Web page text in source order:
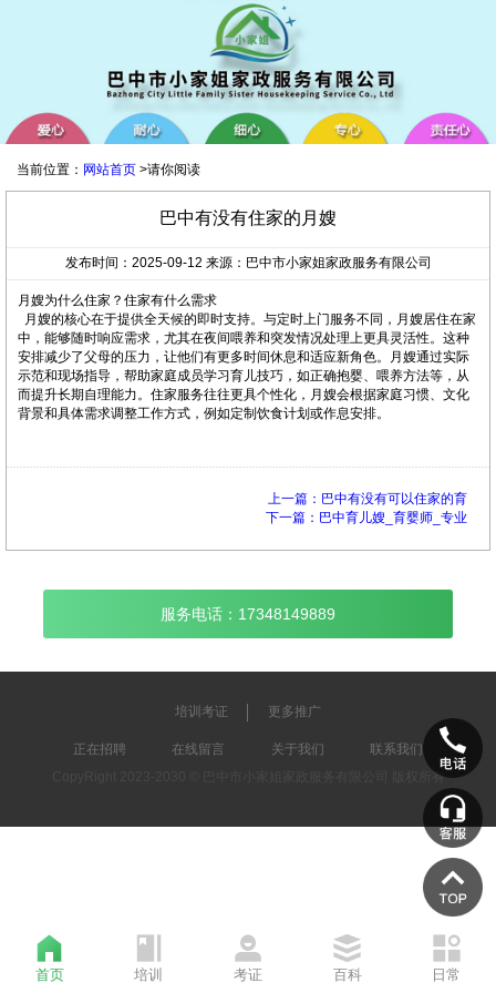
当前位置： 网站首页 >请你阅读
巴中有没有住家的月嫂
发布时间：2025-09-12 来源：巴中市小家姐家政服务有限公司
月嫂为什么住家？住家有什么需求
月嫂的核心在于提供全天候的即时支持。与定时上门服务不同，月嫂居住在家
中，能够随时响应需求，尤其在夜间喂养和突发情况处理上更具灵活性。这种
安排减少了父母的压力，让他们有更多时间休息和适应新角色。月嫂通过实际
示范和现场指导，帮助家庭成员学习育儿技巧，如正确抱婴、喂养方法等，从
而提升长期自理能力。住家服务往往更具个性化，月嫂会根据家庭习惯、文化
背景和具体需求调整工作方式，例如定制饮食计划或作息安排。
上一篇：巴中有没有可以住家的育
下一篇：巴中育儿嫂_育婴师_专业
服务电话：17348149889
培训考证 更多推广
正在招聘 在线留言 关于我们
联系我们
CopyRight 2023-2030 © 巴中市小家姐家政服务有限公司 版权所有
首页 培训 考证 百科 日常